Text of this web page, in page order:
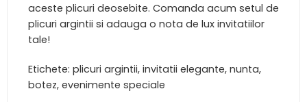
aceste plicuri deosebite. Comanda acum setul de
plicuri argintii si adauga o nota de lux invitatiilor
tale!
Etichete: plicuri argintii, invitatii elegante, nunta,
botez, evenimente speciale